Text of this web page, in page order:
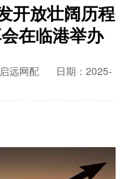
开放壮阔历程
在临港举办
远网配
日期：2025-